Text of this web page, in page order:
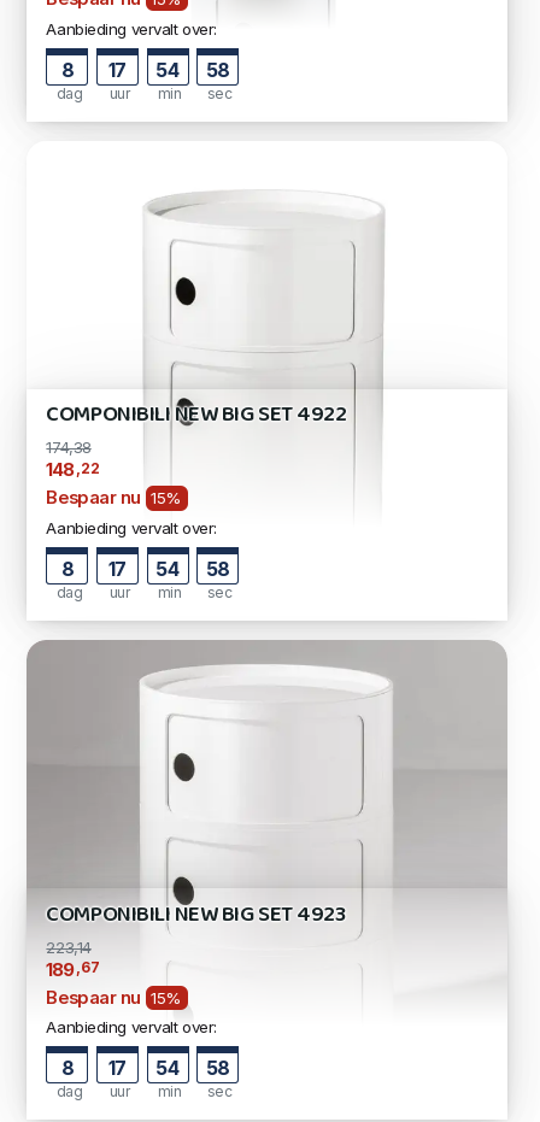
Aanbieding vervalt over:
8
dag
17
uur
54
min
57
sec
COMPONIBILI NEW BIG SET 4922
174,38
148 ,22
Bespaar nu 15%
Aanbieding vervalt over:
8
dag
17
uur
54
min
57
sec
COMPONIBILI NEW BIG SET 4923
223,14
189,67
Bespaar nu 15%
Aanbieding vervalt over:
8
dag
17
uur
54
min
57
sec